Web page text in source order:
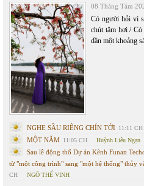
08 Tháng Tám
Có người hỏi vì
chút tăm hơi /
dần một khoảng
NGHE SẦU RIÊNG CHÍN TỚI 11:11 CH
MỘT NĂM 11:05 CH Huỳnh Liễu Ngạn
Sau lễ động thổ Dự án Kênh Funan
từ "một công trình" sang "một hệ thống" thủy
CH
NGÔ THẾ VINH